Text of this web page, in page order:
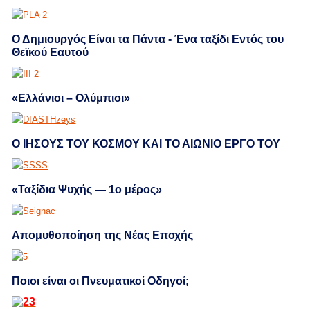
Ο Δημιουργός Είναι τα Πάντα - Ένα ταξίδι Εντός του
Θεϊκού Εαυτού
«Ελλάνιοι – Ολύμπιοι»
Ο ΙΗΣΟΥΣ ΤΟΥ ΚΟΣΜΟΥ ΚΑΙ ΤΟ ΑΙΩΝΙΟ ΕΡΓΟ ΤΟΥ
«Ταξίδια Ψυχής — 1ο μέρος»
Απομυθοποίηση της Νέας Εποχής
Ποιοι είναι οι Πνευματικοί Οδηγοί;